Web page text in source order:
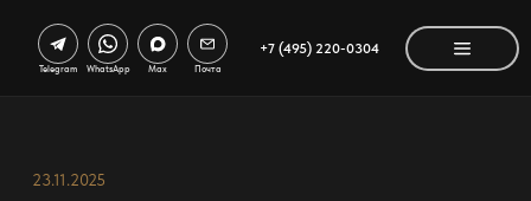
+7 (495) 220-0304
Telegram WhatsApp Max Почта
23.11.2025